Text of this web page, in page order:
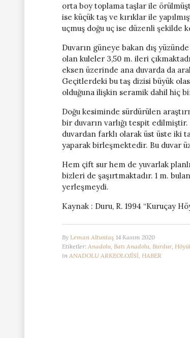
orta boy toplama taşlar ile
ise küçük taş ve kırıklar ile
uçmuş doğu uç ise düzenli şekilde
Duvarın güneye bakan dış
olan kuleler 3,50 m. ileri
eksen üzerinde ana duvarda da
Geçitlerdeki bu taş dizisi büyük
olduğuna ilişkin seramik dahil hiç
Doğu kesiminde sürdürülen
bir duvarın varlığı tespit
duvardan farklı olarak üst üste iki
yaparak birleşmektedir. Bu duvar
Hem çift sur hem de yuvarlak
bizleri de şaşırtmaktadır. 1 m.
yerleşmeydi.
Kaynak : Duru, R. 1994 “Kuruçay
By Leman Altuntaş 14 Kasım 2020
Etiketler: Anadolu, Batı Anadolu, Burdur,
in ANADOLU ARKEOLOJİSİ, HABER